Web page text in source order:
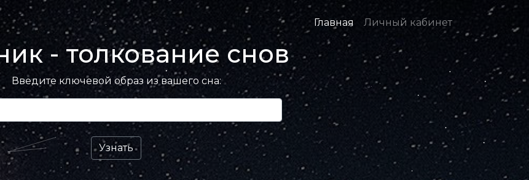
Главная Личный кабинет
- толкование снов
Введите ключевой образ из вашего сна: